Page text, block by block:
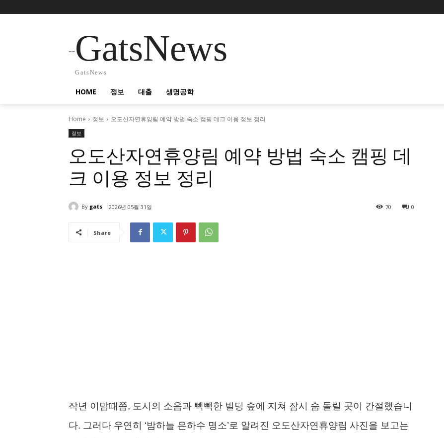
GatsNews
GatsNews
HOME 정보 대출 생명공학
Home 정보 오도산자연휴양림 예약 방법 숙소 캠핑 데크 이용 정보 정리
정보
오도산자연휴양림 예약 방법 숙소 캠핑 데
크 이용 정보 정리
By gats 2026년 05월 31일 0
70
Share
작년 이맘때쯤, 도시의 소음과 빽빽한 빌딩 숲에 지쳐 잠시 숨 돌릴 곳이 간절했습니
다. 그러다 우연히 ‘밤하늘 은하수 명소’로 알려진 오도산자연휴양림 사진을 보고는